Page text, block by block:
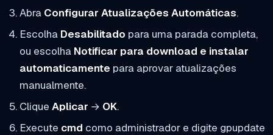
Abra Configurar Atualizações Automáticas.
Escolha Desabilitado para uma parada completa,
ou escolha Notificar para download e instalar
automaticamente para aprovar atualizações
manualmente.
Clique Aplicar → OK.
Execute cmd como administrador e digite gpupdate